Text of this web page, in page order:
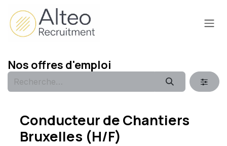
Se rendre au contenu
Nos offres d'emploi
Conducteur de Chantiers
Bruxelles (H/F)